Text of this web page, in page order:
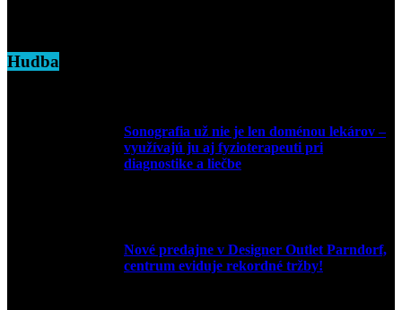
Hudba
Sonografia už nie je len doménou lekárov –
využívajú ju aj fyzioterapeuti pri
diagnostike a liečbe
Nové predajne v Designer Outlet Parndorf,
centrum eviduje rekordné tržby!